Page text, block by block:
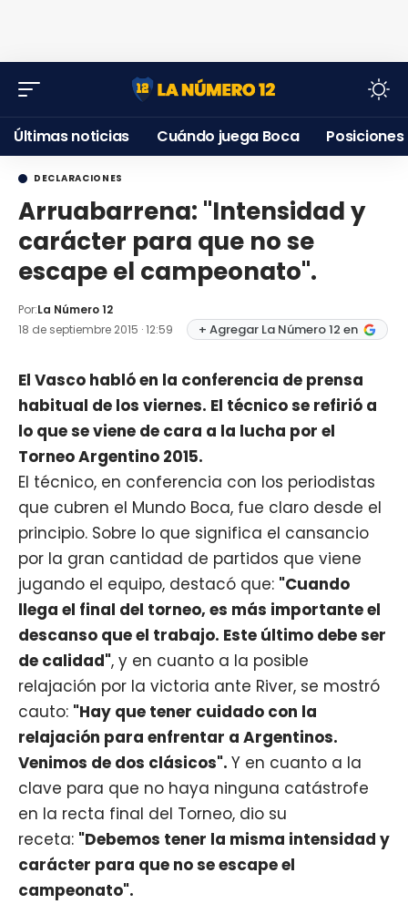
Últimas noticias Cuándo juega Boca Posiciones
DECLARACIONES
Arruabarrena: "Intensidad y
carácter para que no se
escape el campeonato".
Por:La Número 12
18 de septiembre 2015 · 12:59
+ Agregar La Número 12 en
El Vasco habló en la conferencia de prensa
habitual de los viernes. El técnico se refirió a
lo que se viene de cara a la lucha por el
Torneo Argentino 2015.
El técnico, en conferencia con los periodistas
que cubren el Mundo Boca, fue claro desde el
principio. Sobre lo que significa el cansancio
por la gran cantidad de partidos que viene
jugando el equipo, destacó que: "Cuando
llega el final del torneo, es más importante el
descanso que el trabajo. Este último debe ser
de calidad", y en cuanto a la posible
relajación por la victoria ante River, se mostró
cauto: "Hay que tener cuidado con la
relajación para enfrentar a Argentinos.
Venimos de dos clásicos". Y en cuanto a la
clave para que no haya ninguna catástrofe
en la recta final del Torneo, dio su
receta: "Debemos tener la misma intensidad y
carácter para que no se escape el
campeonato".